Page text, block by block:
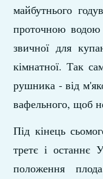
майбутнього
проточною
звичної для
кімнатної. Так
рушника - від
вафельного, щоб
Під кінець
третє і останнє
положення